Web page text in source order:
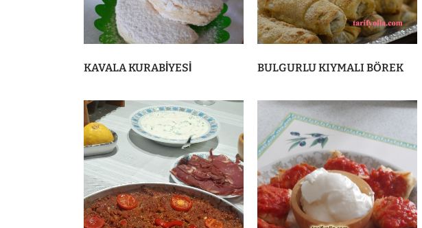
KAVALA KURABİYESİ BULGURLU KIYMALI BÖREK